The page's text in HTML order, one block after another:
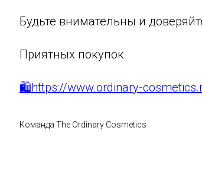
Будьте внимательны и
Приятных покупок
🛍https://www.ordinary-
Команда The Ordinary Cosmetics